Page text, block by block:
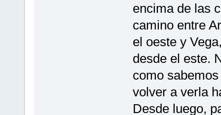
encima de las
camino entre
el oeste y
desde el este.
como
volver a verla
Desde luego,